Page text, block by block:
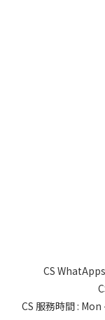
CS
CS 服務時間 :